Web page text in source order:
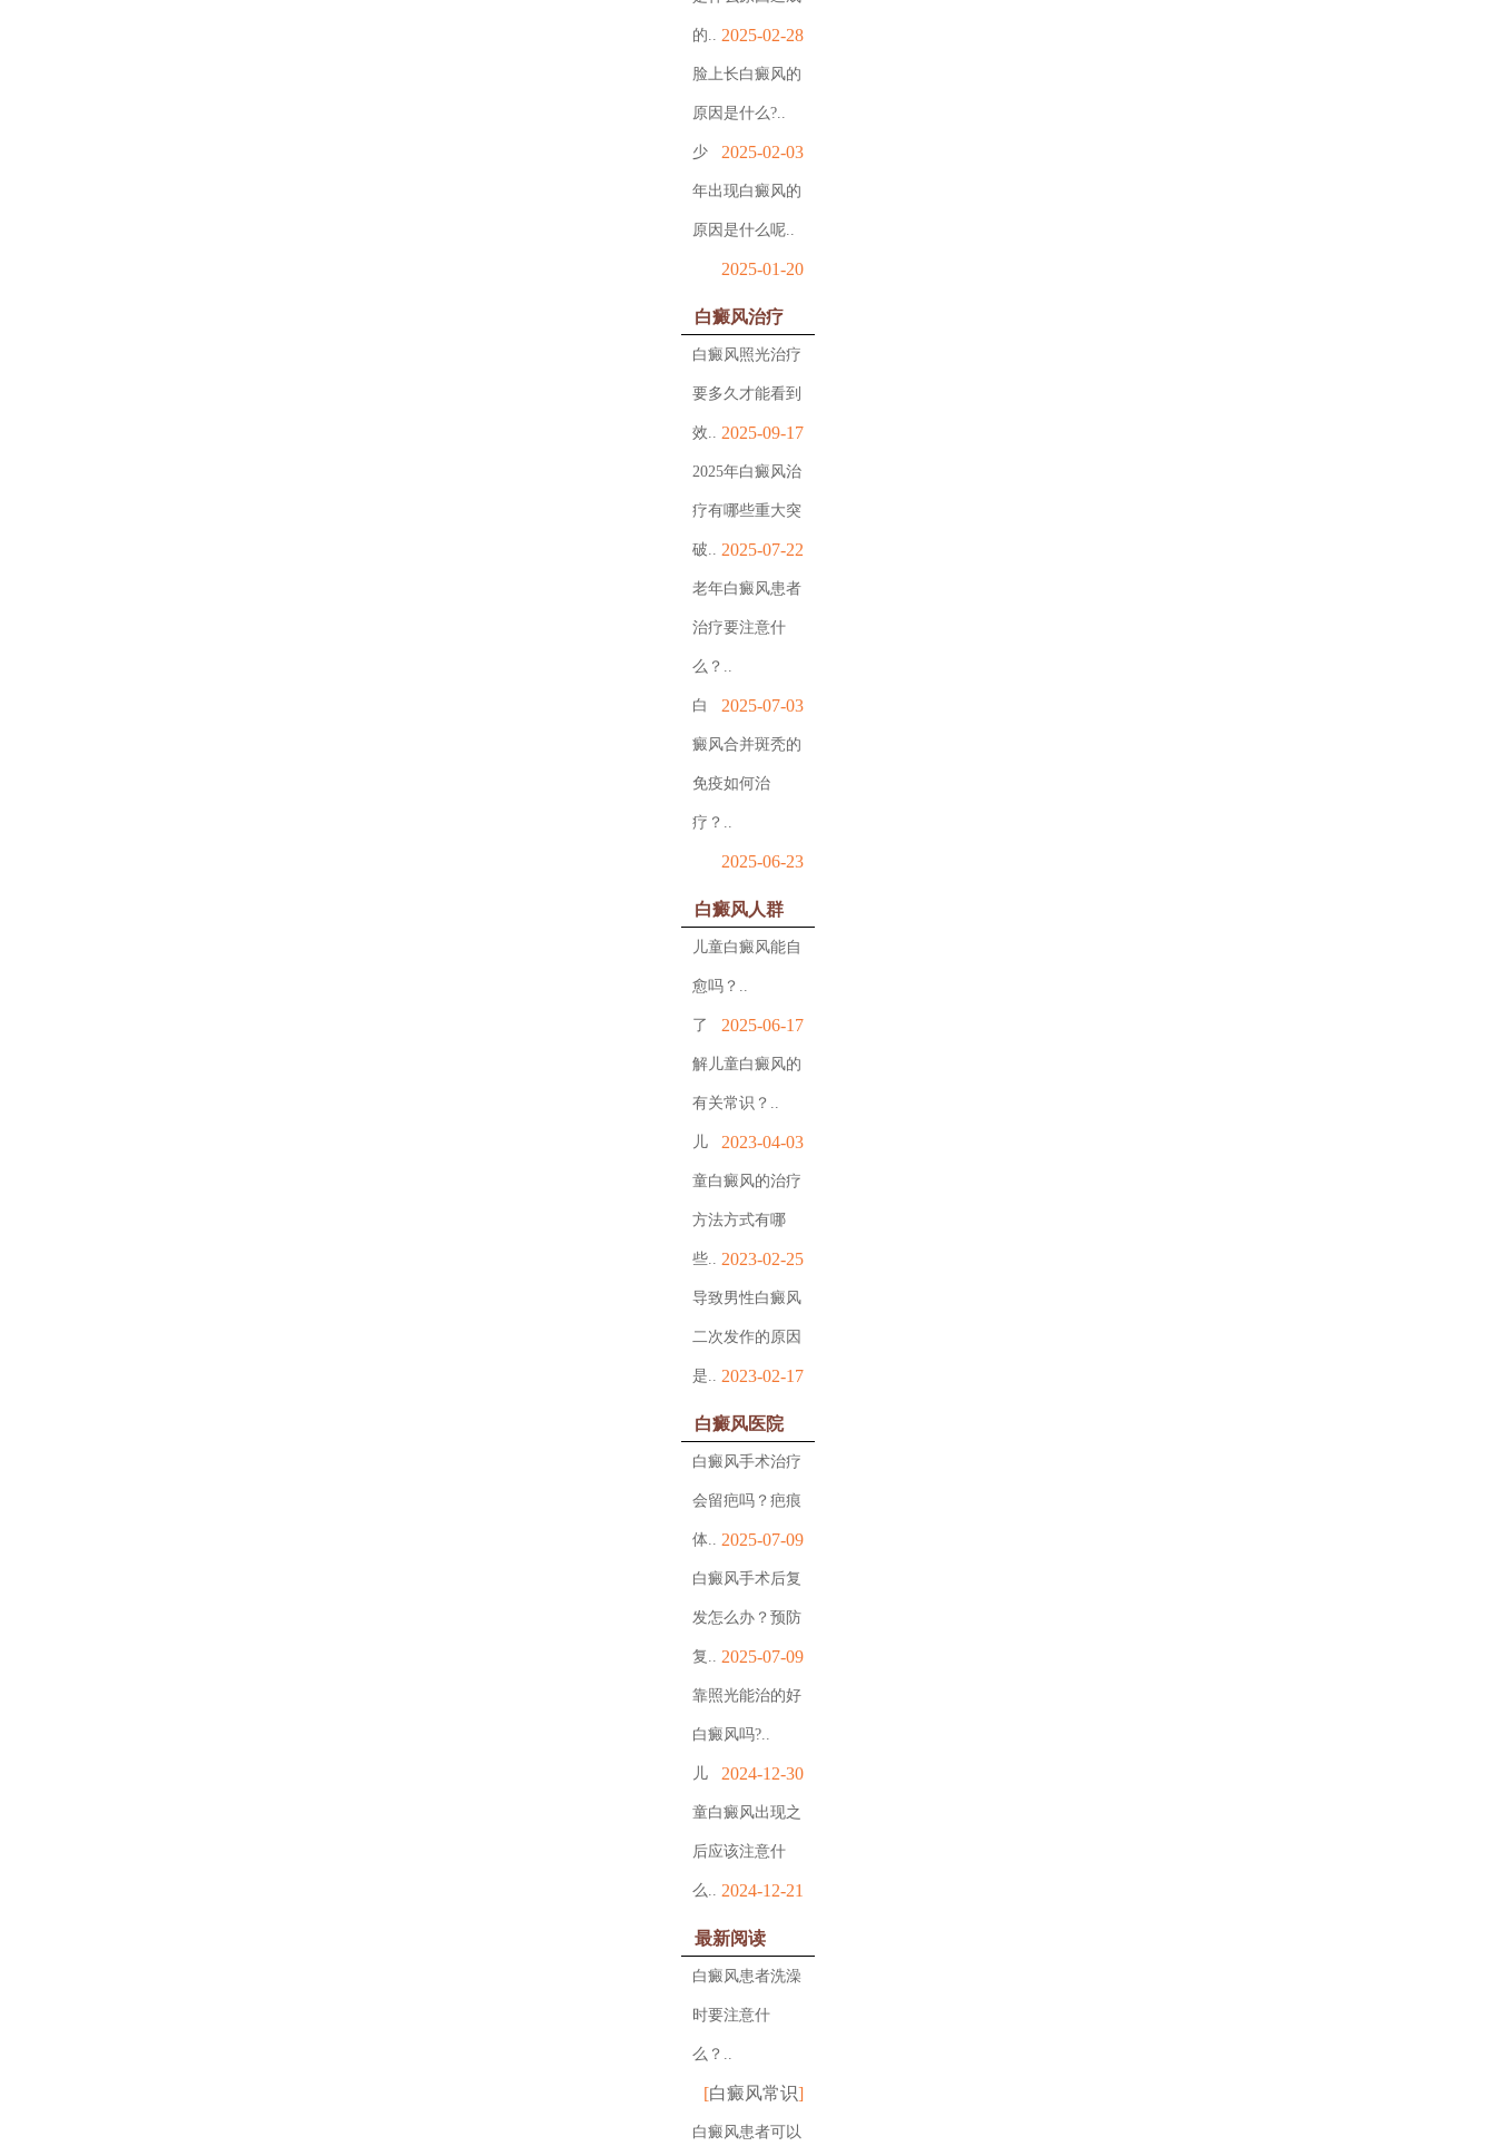
的.. 2025-02-28
脸上长白癜风的
原因是什么?..
2025-02-03
少
年出现白癜风的
原因是什么呢..
2025-01-20
白癜风治疗
白癜风照光治疗
要多久才能看到
效.. 2025-09-17
2025年白癜风治
疗有哪些重大突
破.. 2025-07-22
老年白癜风患者
治疗要注意什
么？..
2025-07-03
白
癜风合并斑秃的
免疫如何治
疗？..
2025-06-23
白癜风人群
儿童白癜风能自
愈吗？..
2025-06-17
了
解儿童白癜风的
有关常识？..
2023-04-03
儿
童白癜风的治疗
方法方式有哪
些.. 2023-02-25
导致男性白癜风
二次发作的原因
是.. 2023-02-17
白癜风医院
白癜风手术治疗
会留疤吗？疤痕
体.. 2025-07-09
白癜风手术后复
发怎么办？预防
复.. 2025-07-09
靠照光能治的好
白癜风吗?..
2024-12-30
儿
童白癜风出现之
后应该注意什
么.. 2024-12-21
最新阅读
白癜风患者洗澡
时要注意什
么？..
[白癜风常识]
白癜风患者可以